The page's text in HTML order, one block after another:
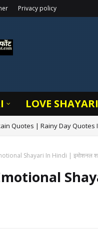
Privacy policy
LOVE SHAYARI
पर शायरी - ईद मुबारक शेर ओ शायरी
Shayari In Hindi | इमोशनल
Emotional